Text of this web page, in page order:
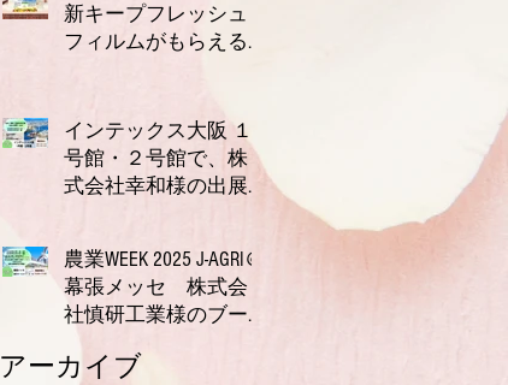
新キープフレッシュ
フィルムがもらえる
ゼント】
インテックス大阪 １
号館・２号館で、株
式会社幸和様の出展
測定会を開催！
農業WEEK 2025 J‑AGRI＠
幕張メッセ 株式会
社慎研工業様のブー
かる体調チェック、
2025年9月11日
アーカイブ